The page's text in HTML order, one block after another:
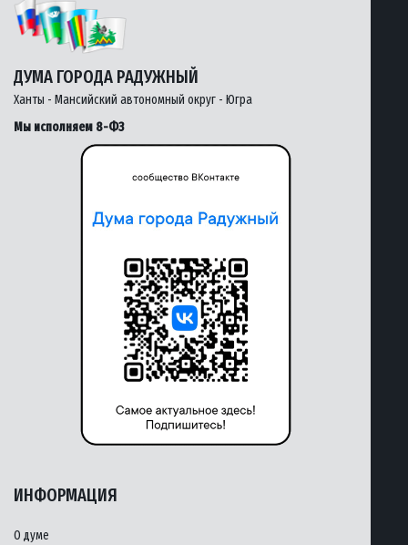
ДУМА ГОРОДА РАДУЖНЫЙ
Ханты - Мансийский автономный округ - Югра
Мы исполняем 8-ФЗ
ИНФОРМАЦИЯ
О думе